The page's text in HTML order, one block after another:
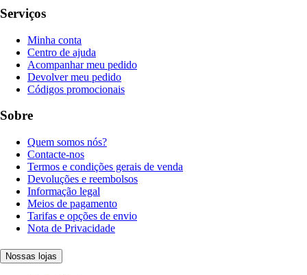
Serviços
Minha conta
Centro de ajuda
Acompanhar meu pedido
Devolver meu pedido
Códigos promocionais
Sobre
Quem somos nós?
Contacte-nos
Termos e condições gerais de venda
Devoluções e reembolsos
Informação legal
Meios de pagamento
Tarifas e opções de envio
Nota de Privacidade
Nossas lojas